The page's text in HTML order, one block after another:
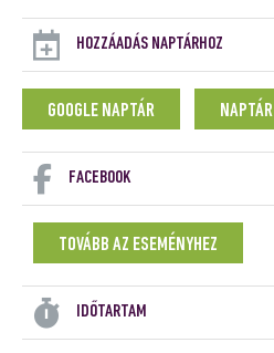
HOZZÁADÁS NAPTÁRHOZ
GOOGLE NAPTÁR NAPTÁR
FACEBOOK
TOVÁBB AZ ESEMÉNYHEZ
IDŐTARTAM